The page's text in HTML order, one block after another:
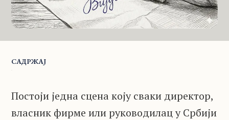
САДРЖАЈ
Постоји једна сцена коју сваки директор,
власник фирме или руководилац у Србији